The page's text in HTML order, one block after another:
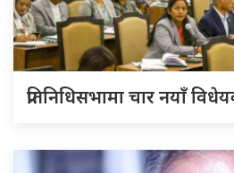
प्रतिनिधिसभामा चार नयाँ